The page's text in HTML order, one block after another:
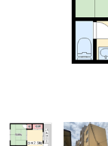
都市ガス物件
路線·駅から探す
地図から探す